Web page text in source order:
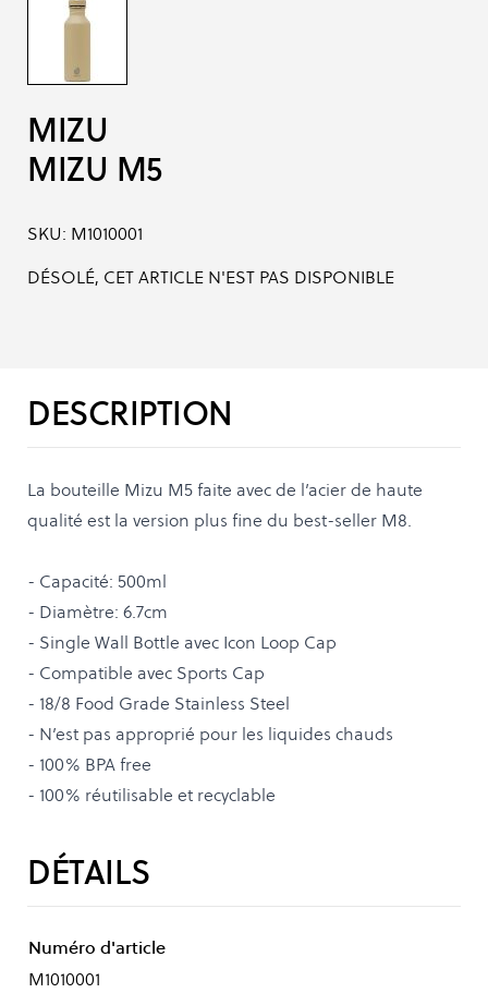
MIZU
MIZU M5
SKU: M1010001
DÉSOLÉ, CET ARTICLE N'EST PAS DISPONIBLE
DESCRIPTION
La bouteille Mizu M5 faite avec de l’acier de haute
qualité est la version plus fine du best-seller M8.
- Capacité: 500ml
- Diamètre: 6.7cm
- Single Wall Bottle avec Icon Loop Cap
- Compatible avec Sports Cap
- 18/8 Food Grade Stainless Steel
- N’est pas approprié pour les liquides chauds
- 100% BPA free
- 100% réutilisable et recyclable
DÉTAILS
Numéro d'article
M1010001